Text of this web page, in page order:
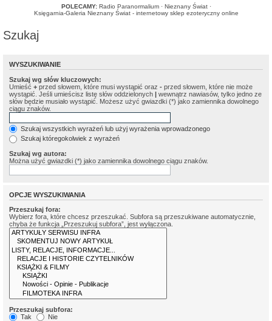
POLECAMY: Radio Paranormalium· Nieznany Świat·
Księgarnia-Galeria Nieznany Świat - internetowy sklep ezoteryczny online
Szukaj
WYSZUKIWANIE
Szukaj wg słów kluczowych:
Umieść + przed słowem, które musi wystąpić oraz - przed słowem, które nie może
wystąpić. Jeśli umieścisz listę słów oddzielonych | wewnątrz nawiasów, tylko jedno ze
słów będzie musiało wystąpić. Możesz użyć gwiazdki (*) jako zamiennika dowolnego
ciągu znaków.
Szukaj wszystkich wyrażeń lub użyj wyrażenia wprowadzonego
Szukaj któregokolwiek z wyrażeń
Szukaj wg autora:
Można użyć gwiazdki (*) jako zamiennika dowolnego ciągu znaków.
OPCJE WYSZUKIWANIA
Przeszukaj fora:
Wybierz fora, które chcesz przeszukać. Subfora są przeszukiwane automatycznie,
chyba że funkcja „Przeszukuj subfora”, jest wyłączona.
Przeszukaj subfora:
Tak
Nie